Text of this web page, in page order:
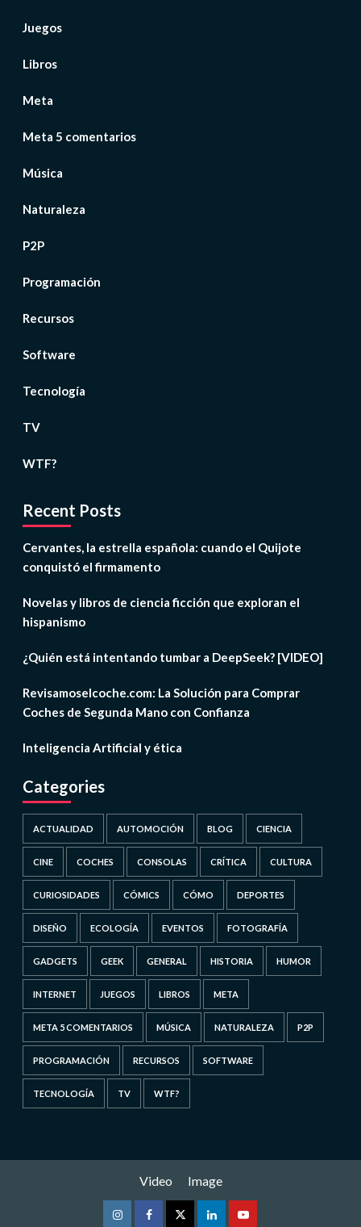
Juegos
Libros
Meta
Meta 5 comentarios
Música
Naturaleza
P2P
Programación
Recursos
Software
Tecnología
TV
WTF?
Recent Posts
Cervantes, la estrella española: cuando el Quijote
conquistó el firmamento
Novelas y libros de ciencia ficción que exploran el
hispanismo
¿Quién está intentando tumbar a DeepSeek? [VIDEO]
Revisamoselcoche.com: La Solución para Comprar
Coches de Segunda Mano con Confianza
Inteligencia Artificial y ética
Categories
ACTUALIDAD AUTOMOCIÓN BLOG CIENCIA
CINE COCHES CONSOLAS CRÍTICA CULTURA
CURIOSIDADES CÓMICS CÓMO DEPORTES
DISEÑO ECOLOGÍA EVENTOS FOTOGRAFÍA
GADGETS GEEK GENERAL HISTORIA HUMOR
INTERNET JUEGOS LIBROS META
META 5 COMENTARIOS MÚSICA NATURALEZA P2P
PROGRAMACIÓN RECURSOS SOFTWARE
TECNOLOGÍA TV WTF?
Video Image